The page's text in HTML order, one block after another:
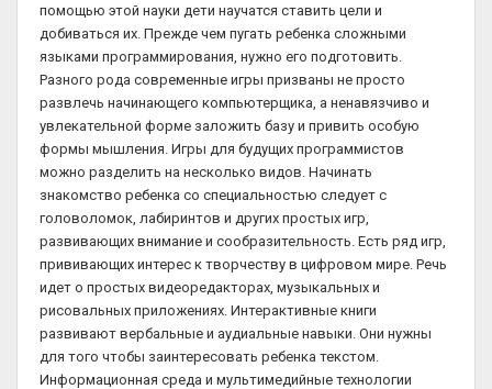
помощью этой науки дети научатся ставить цели и
добиваться их. Прежде чем пугать ребенка сложными
языками программирования, нужно его подготовить.
Разного рода современные игры призваны не просто
развлечь начинающего компьютерщика, а ненавязчиво и
увлекательной форме заложить базу и привить особую
формы мышления. Игры для будущих программистов
можно разделить на несколько видов. Начинать
знакомство ребенка со специальностью следует с
головоломок, лабиринтов и других простых игр,
развивающих внимание и сообразительность. Есть ряд игр,
прививающих интерес к творчеству в цифровом мире. Речь
идет о простых видеоредакторах, музыкальных и
рисовальных приложениях. Интерактивные книги
развивают вербальные и аудиальные навыки. Они нужны
для того чтобы заинтересовать ребенка текстом.
Информационная среда и мультимедийные технологии